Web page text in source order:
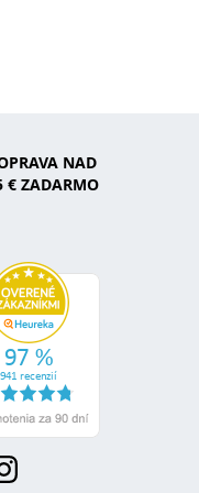
NAD
€ ZADARMO
koncový
k